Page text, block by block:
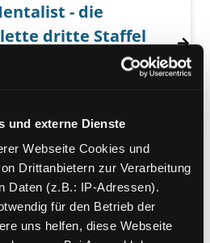
und externe Dienste
Webseite Cookies und
Drittanbietern zur Verarbeitung
Daten (z.B.: IP-Adressen).
für den Betrieb der
uns helfen, diese Webseite
von The Mentalist - die
- die
dritte Staffel
Long, Chris [Regie]Suche nach
von The Mentalist - Die
DVD
- Die
erste Staffel
Long, Chris [Regie] Suche
o. O., Warner Bros.